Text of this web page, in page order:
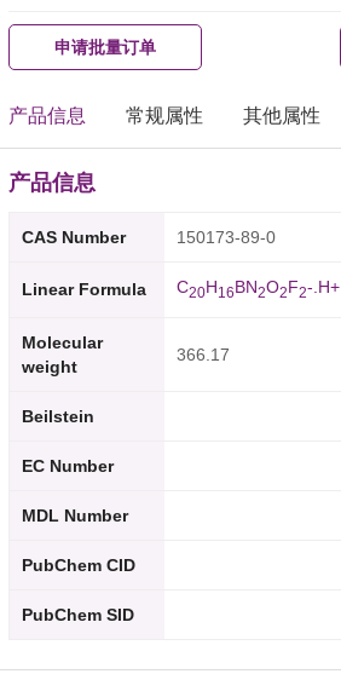
申请批量订单
产品信息 常规属性 其他属性
产品信息
CAS Number 150173-89-0
Linear Formula C20H1 6BN2O2F2-.H+
Molecular
weight
366.17
Beilstein
EC Number
MDL Number
PubChem CID
PubChem SID